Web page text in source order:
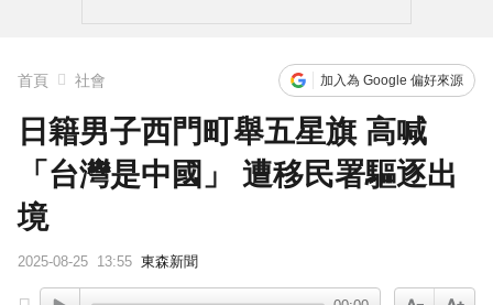
首頁 社會 加入為 Google 偏好來源
日籍男子西門町舉五星旗 高喊
「台灣是中國」 遭移民署驅逐出
境
2025-08-25 13:55 東森新聞